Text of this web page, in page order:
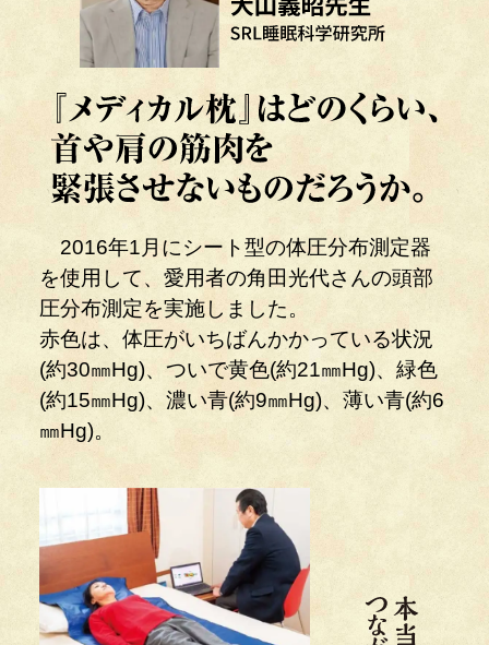
2016年1月にシート型の体圧分布測定器
を使用して、愛用者の角田光代さんの頭部
圧分布測定を実施しました。
赤色は、体圧がいちばんかかっている状況
(約30㎜Hg)、ついで黄色(約21㎜Hg)、緑色
(約15㎜Hg)、濃い青(約9㎜Hg)、薄い青(約6
㎜Hg)。